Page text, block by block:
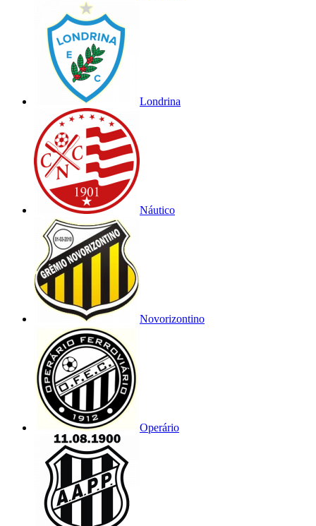
Londrina
Náutico
Novorizontino
Operário